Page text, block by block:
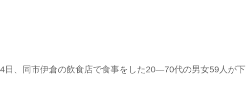
日、同市伊倉の飲食店で食事をした20―70代の男女59人が下